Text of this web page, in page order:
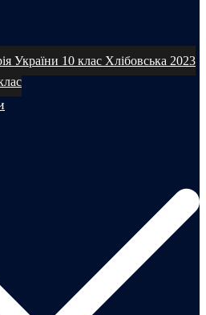
України 10 клас Хлібовська 2023